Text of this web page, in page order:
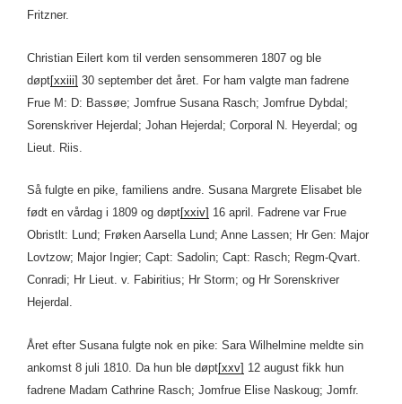
Fritzner.
Christian Eilert kom til verden sensommeren 1807 og ble
døpt[xxiii] 30 september det året. For ham valgte man fadrene
Frue M: D: Bassøe; Jomfrue Susana Rasch; Jomfrue Dybdal;
Sorenskriver Hejerdal; Johan Hejerdal; Corporal N. Heyerdal; og
Lieut. Riis.
Så fulgte en pike, familiens andre. Susana Margrete Elisabet ble
født en vårdag i 1809 og døpt[xxiv] 16 april. Fadrene var Frue
Obristlt: Lund; Frøken Aarsella Lund; Anne Lassen; Hr Gen: Major
Lovtzow; Major Ingier; Capt: Sadolin; Capt: Rasch; Regm-Qvart.
Conradi; Hr Lieut. v. Fabiritius; Hr Storm; og Hr Sorenskriver
Hejerdal.
Året efter Susana fulgte nok en pike: Sara Wilhelmine meldte sin
ankomst 8 juli 1810. Da hun ble døpt[xxv] 12 august fikk hun
fadrene Madam Cathrine Rasch; Jomfrue Elise Naskoug; Jomfr.